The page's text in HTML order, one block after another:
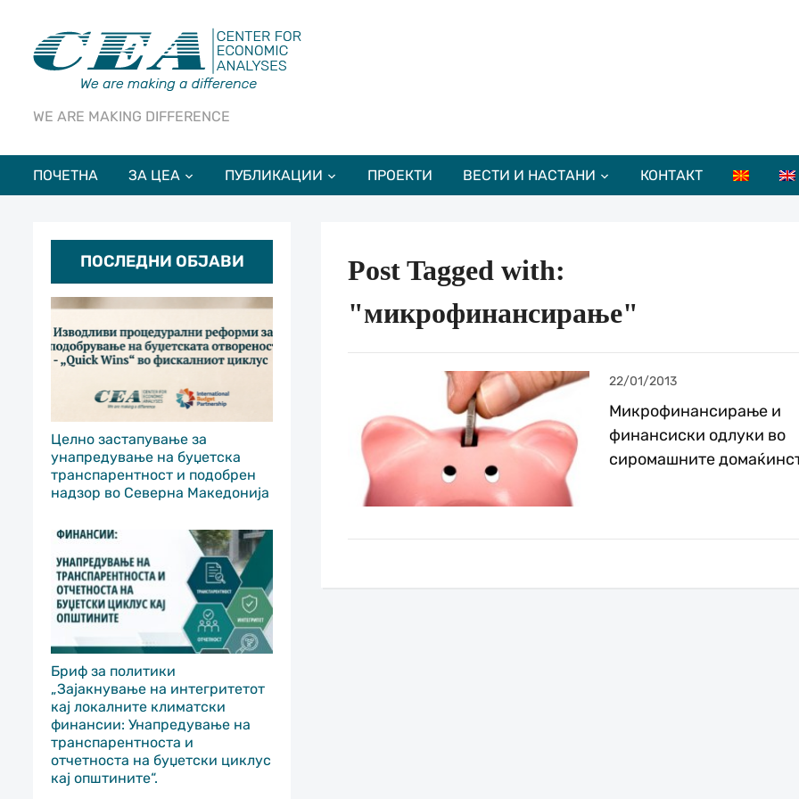
WE ARE MAKING DIFFERENCE
ПОЧЕТНА ЗА ЦЕА ПУБЛИКАЦИИ ПРОЕКТИ ВЕСТИ И НАСТАНИ КОНТАКТ
ПОСЛЕДНИ ОБЈАВИ
Целно застапување за
унапредување на буџетска
транспарентност и подобрен
надзор во Северна Македонија
Бриф за политики
„Зајакнување на интегритетот
кај локалните климатски
финансии: Унапредување на
транспарентноста и
отчетноста на буџетски циклус
кај општините“.
Post Tagged with:
"микрофинансирање"
22/01/2013
Микрофинансирање и
финансиски одлуки во
сиромашните